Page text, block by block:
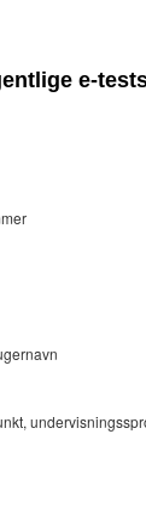
e-